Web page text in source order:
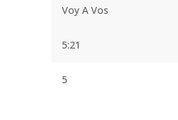
Voy A Vos
5:21
5